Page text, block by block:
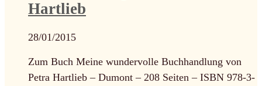
Hartlieb
28/01/2015
Zum Buch Meine wundervolle Buchhandlung von
Petra Hartlieb – Dumont – 208 Seiten – ISBN 978-3-